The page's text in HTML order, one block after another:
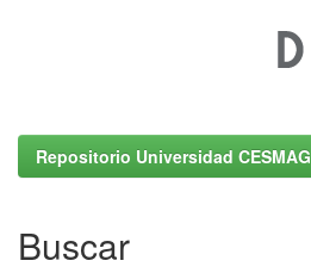
Repositorio Universidad CESMAG
Buscar